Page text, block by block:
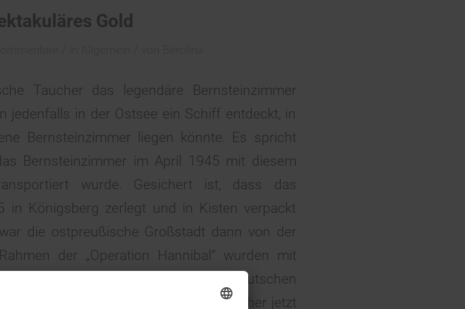
Gold
Taucher das legendäre Bernsteinzimmer
jedenfalls in der Ostsee ein Schiff entdeckt, in
Bernsteinzimmer liegen könnte. Es spricht
Bernsteinzimmer im April 1945 mit diesem
wurde. Gesichert ist, dass das
in Königsberg zerlegt und in Kisten verpackt
die ostpreußische Großstadt dann von der
der „Operation Hannibal“ wurden mit
und Zivilisten aus den deutschen
das Schiff, dass polnische Taucher jetzt